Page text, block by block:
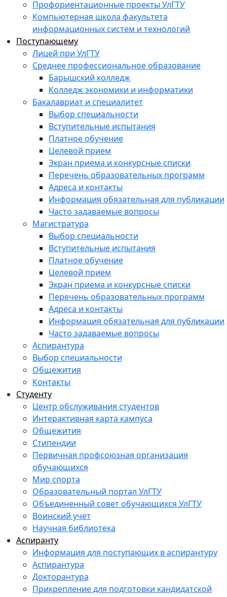
Профориентационные проекты УлГТУ
Компьютерная школа факультета
информационных систем и технологий
Поступающему
Лицей при УлГТУ
Среднее профессиональное образование
Барышский колледж
Колледж экономики и информатики
Бакалавриат и специалитет
Выбор специальности
Вступительные испытания
Платное обучение
Целевой прием
Экран приема и конкурсные списки
Перечень образовательных программ
Адреса и контакты
Информация обязательная для публикации
Часто задаваемые вопросы
Магистратура
Выбор специальности
Вступительные испытания
Платное обучение
Целевой прием
Экран приема и конкурсные списки
Перечень образовательных программ
Адреса и контакты
Информация обязательная для публикации
Часто задаваемые вопросы
Аспирантура
Выбор специальности
Общежития
Контакты
Студенту
Центр обслуживания студентов
Интерактивная карта кампуса
Общежития
Стипендии
Первичная профсоюзная организация
обучающихся
Мир спорта
Образовательный портал УлГТУ
Объединенный совет обучающихся УлГТУ
Воинский учет
Научная библиотека
Аспиранту
Информация для поступающих в аспирантуру
Аспирантура
Докторантура
Прикрепление для подготовки кандидатской